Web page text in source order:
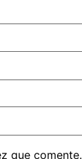
que comente.